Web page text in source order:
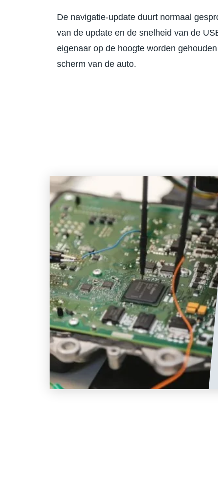
De navigatie-update duurt normaal
van de update en de snelheid van de
eigenaar op de hoogte worden
scherm van de auto.